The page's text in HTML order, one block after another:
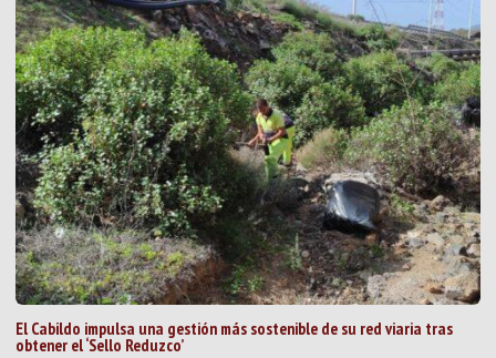
El Cabildo impulsa una gestión más sostenible de su red viaria tras
obtener el ‘Sello Reduzco’